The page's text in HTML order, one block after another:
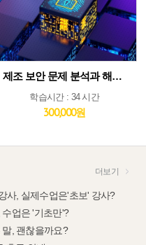
제조 보안 문제 분석과 해법 : IEC 62443 분석 및 구축 전략 집중 분석
학습시간 : 34 시간
300,000원
더보기
사, 실제수업은'초보' 강사?
업은 '기초만'?
, 괜찮을까요?